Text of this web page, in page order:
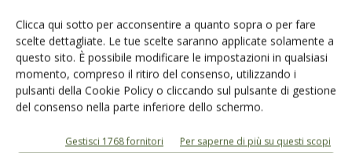
Clicca qui sotto per acconsentire a quanto sopra o per fare
scelte dettagliate. Le tue scelte saranno applicate solamente a
questo sito. È possibile modificare le impostazioni in qualsiasi
momento, compreso il ritiro del consenso, utilizzando i
pulsanti della Cookie Policy o cliccando sul pulsante di gestione
del consenso nella parte inferiore dello schermo.
Gestisci 1768 fornitori Per saperne di più su questi scopi
Iscriviti alle nostre newsletter